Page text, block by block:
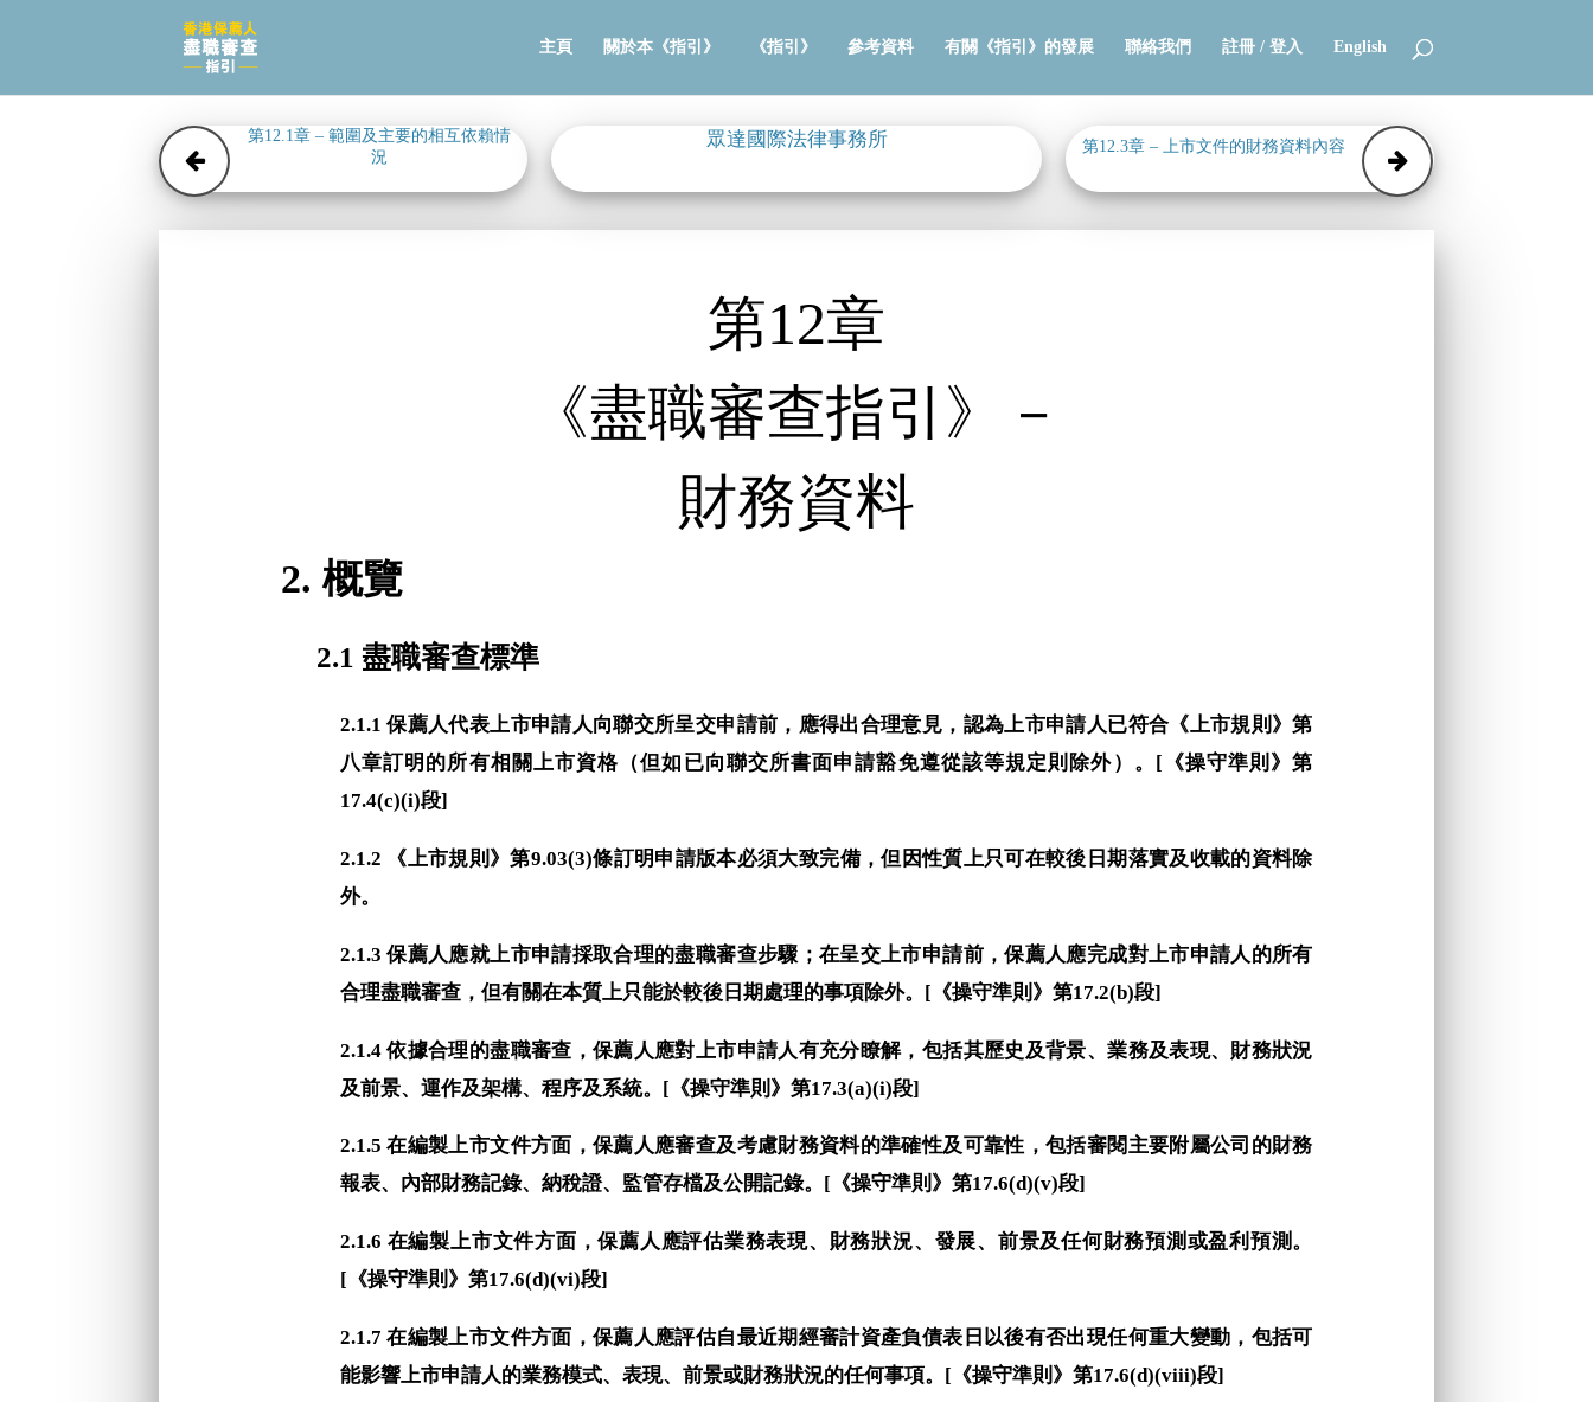
主頁 關於本《指引》 《指引》 參考資料 有關《指引》的發展 聯絡我們 註冊 / 登入 English
第12.1章 – 範圍及主要的相互依賴情
況
眾達國際法律事務所 第12.3章 – 上市文件的財務資料內容
第12章
《盡職審查指引》－
財務資料
2. 概覽
2.1 盡職審查標準
2.1.1 保薦人代表上市申請人向聯交所呈交申請前，應得出合理意見，認為上市申請人已符合《上市規則》第
八章訂明的所有相關上市資格（但如已向聯交所書面申請豁免遵從該等規定則除外）。[《操守準則》第
17.4(c)(i)段]
2.1.2 《上市規則》第9.03(3)條訂明申請版本必須大致完備，但因性質上只可在較後日期落實及收載的資料除
外。
2.1.3 保薦人應就上市申請採取合理的盡職審查步驟；在呈交上市申請前，保薦人應完成對上市申請人的所有
合理盡職審查，但有關在本質上只能於較後日期處理的事項除外。[《操守準則》第17.2(b)段]
2.1.4 依據合理的盡職審查，保薦人應對上市申請人有充分瞭解，包括其歷史及背景、業務及表現、財務狀況
及前景、運作及架構、程序及系統。[《操守準則》第17.3(a)(i)段]
2.1.5 在編製上市文件方面，保薦人應審查及考慮財務資料的準確性及可靠性，包括審閱主要附屬公司的財務
報表、內部財務記錄、納稅證、監管存檔及公開記錄。[《操守準則》第17.6(d)(v)段]
2.1.6 在編製上市文件方面，保薦人應評估業務表現、財務狀況、發展、前景及任何財務預測或盈利預測。
[《操守準則》第17.6(d)(vi)段]
2.1.7 在編製上市文件方面，保薦人應評估自最近期經審計資產負債表日以後有否出現任何重大變動，包括可
能影響上市申請人的業務模式、表現、前景或財務狀況的任何事項。[《操守準則》第17.6(d)(viii)段]